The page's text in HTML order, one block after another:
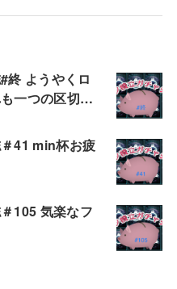
終 ようやくロ
一つの区切
41 min杯お疲
105 気楽なフ